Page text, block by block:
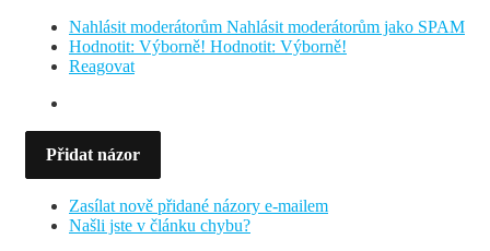
Nahlásit moderátorům Nahlásit moderátorům jako SPAM
Hodnotit: Výborně! Hodnotit: Výborně!
Reagovat
Přidat názor
Zasílat nově přidané názory e-mailem
Našli jste v článku chybu?